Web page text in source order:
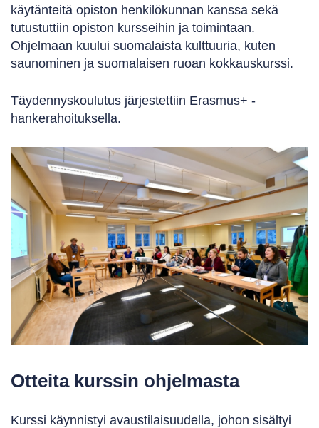
käytänteitä opiston henkilökunnan kanssa sekä
tutustuttiin opiston kursseihin ja toimintaan.
Ohjelmaan kuului suomalaista kulttuuria, kuten
saunominen ja suomalaisen ruoan kokkauskurssi.
Täydennyskoulutus järjestettiin Erasmus+ -
hankerahoituksella.
Otteita kurssin ohjelmasta
Kurssi käynnistyi avaustilaisuudella, johon sisältyi